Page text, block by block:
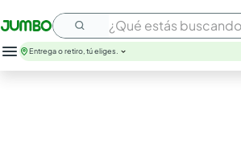
¿Qué estás buscando?
Entrega o retiro, tú eliges.